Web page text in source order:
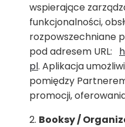
wspierające
funkcjonalności,
rozpowszechniane
pod adresem URL:
pl. Aplikacja
pomiędzy
promocji,
Booksy /